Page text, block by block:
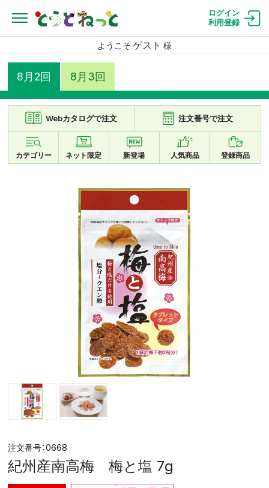
ログイン
利用登録
ようこそ ゲスト 様
8月2回 8月3回
Webカタログで注文 注文番号で注文
カテゴリー ネット限定 新登場 人気商品 登録商品
0668
紀州産南高梅 梅と塩 7g